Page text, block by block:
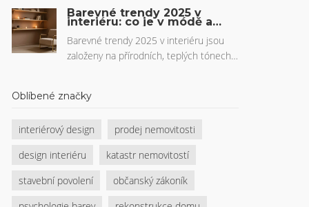
metodou trojúhelníku a vyhnout se
Barevné trendy 2025 v
interiéru: co je v módě a
jak to použít v českém
bytě
Barevné trendy 2025 v interiéru jsou
založeny na přírodních, teplých tónech
domácností bude volit tyto barvy pro
použít v českém bytě.
Oblíbené značky
interiérový design
prodej nemovitosti
design interiéru
katastr nemovitostí
stavební povolení
občanský zákoník